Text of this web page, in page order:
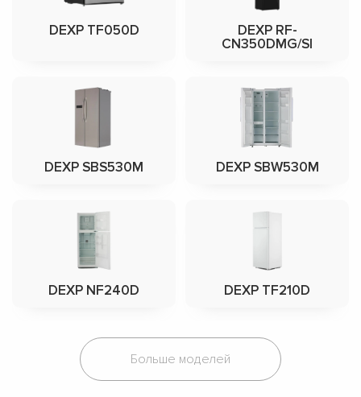
DEXP TF050D
DEXP RF-
CN350DMG/SI
DEXP SBS530M DEXP SBW530M
DEXP NF240D DEXP TF210D
Больше моделей